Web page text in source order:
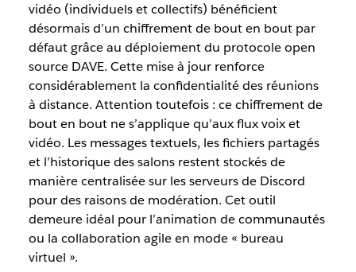
vidéo (individuels et collectifs) bénéficient
désormais d’un chiffrement de bout en bout par
défaut grâce au déploiement du protocole open
source DAVE. Cette mise à jour renforce
considérablement la confidentialité des réunions
à distance. Attention toutefois : ce chiffrement de
bout en bout ne s’applique qu’aux flux voix et
vidéo. Les messages textuels, les fichiers partagés
et l’historique des salons restent stockés de
manière centralisée sur les serveurs de Discord
pour des raisons de modération. Cet outil
demeure idéal pour l’animation de communautés
ou la collaboration agile en mode « bureau
virtuel ».